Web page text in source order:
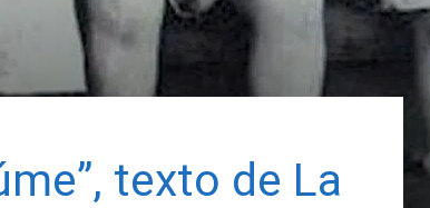
texto de La